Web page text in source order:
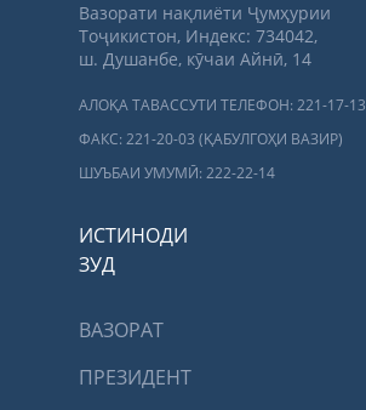
Вазорати нақлиёти Ҷумҳурии
Тоҷикистон, Индекс: 734042,
ш. Душанбе, кӯчаи Айнӣ, 14
АЛОҚА ТАВАССУТИ ТЕЛЕФОН: 221-17-13
ФАКС: 221-20-03 (ҚАБУЛГОҲИ ВАЗИР)
ШУЪБАИ УМУМӢ: 222-22-14
ИСТИНОДИ
ЗУД
ВАЗОРАТ
ПРЕЗИДЕНТ